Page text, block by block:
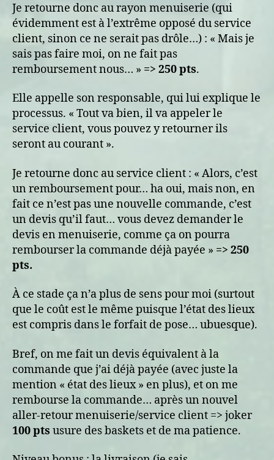
Je retourne donc au rayon menuiserie (qui
évidemment est à l’extrême opposé du service
client, sinon ce ne serait pas drôle…) : « Mais je
sais pas faire moi, on ne fait pas
remboursement nous… » => 250 pts.
Elle appelle son responsable, qui lui explique le
processus. « Tout va bien, il va appeler le
service client, vous pouvez y retourner ils
seront au courant ».
Je retourne donc au service client : « Alors, c’est
un remboursement pour… ha oui, mais non, en
fait ce n’est pas une nouvelle commande, c’est
un devis qu’il faut… vous devez demander le
devis en menuiserie, comme ça on pourra
rembourser la commande déjà payée » => 250
pts.
À ce stade ça n’a plus de sens pour moi (surtout
que le coût est le même puisque l’état des lieux
est compris dans le forfait de pose… ubuesque).
Bref, on me fait un devis équivalent à la
commande que j’ai déjà payée (avec juste la
mention « état des lieux » en plus), et on me
rembourse la commande… après un nouvel
aller-retour menuiserie/service client => joker
100 pts usure des baskets et de ma patience.